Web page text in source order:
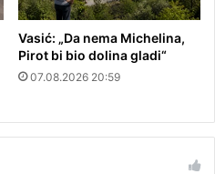
Vasić: „Da nema Michelina,
Pirot bi bio dolina gladi“
07.08.2026 20:59